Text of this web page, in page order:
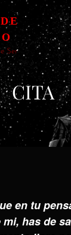
Ser
CITA
en tu
has de